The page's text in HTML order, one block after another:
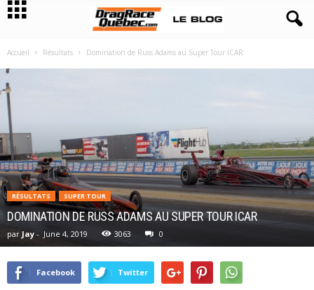
Accueil Résultats Domination de Russ Adams au Super Tour ICAR
RÉSULTATS SUPER TOUR
DOMINATION DE RUSS ADAMS AU SUPER TOUR ICAR
par Jay - June 4, 2019 3063 0
Facebook Twitter